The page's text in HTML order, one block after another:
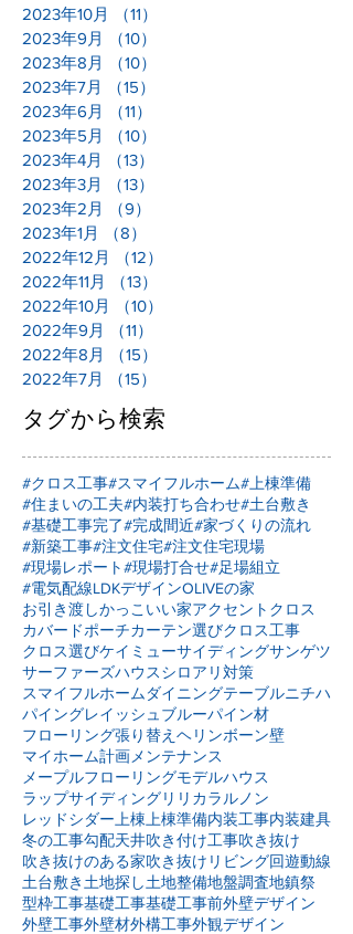
2023年10月
（11）
2023年9月
（10）
2023年8月
（10）
2023年7月
（15）
2023年6月
（11）
2023年5月
（10）
2023年4月
（13）
2023年3月
（13）
2023年2月
（9）
2023年1月
（8）
2022年12月
（12）
2022年11月
（13）
2022年10月
（10）
2022年9月
（11）
2022年8月
（15）
2022年7月
（15）
タグから検索
#クロス工事#スマイフルホーム#上棟準備
#住まいの工夫#内装打ち合わせ#土台敷き
#基礎工事完了#完成間近#家づくりの流れ
#新築工事#注文住宅#注文住宅現場
#現場レポート#現場打合せ#足場組立
#電気配線LDKデザインOLIVEの家
お引き渡しかっこいい家アクセントクロス
カバードポーチカーテン選びクロス工事
クロス選びケイミューサイディングサンゲツ
サーファーズハウスシロアリ対策
スマイフルホームダイニングテーブルニチハ
パイングレイッシュブルーパイン材
フローリング張り替え ヘリンボーン壁
マイホーム計画 メンテナンス
メープルフローリングモデルハウス
ラップサイディングリリカラ ルノン
レッドシダー 上棟 上棟準備内装工事内装建具
冬の工事勾配天井吹き付け工事吹き抜け
吹き抜けのある家吹き抜けリビング回遊動線
土台敷き 土地探し土地整備地盤調査地鎮祭
型枠工事基礎工事基礎工事前外壁デザイン
外壁工事外壁材外構工事外観デザイン